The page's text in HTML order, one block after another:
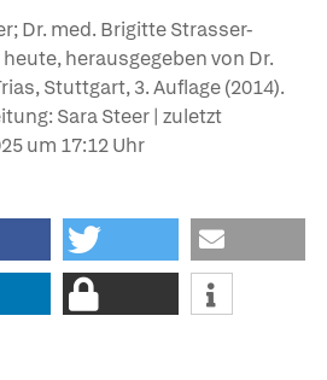
Dr. med. Brigitte Strasser-
herausgegeben von Dr.
Stuttgart, 3. Auflage (2014).
Sara Steer | zuletzt
um 17:12 Uhr